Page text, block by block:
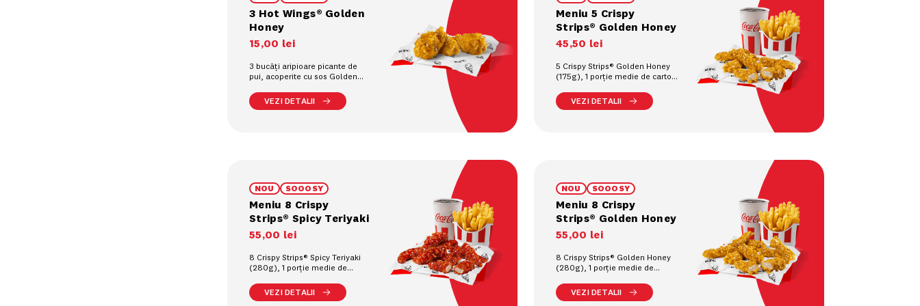
3 Hot Wings® Golden
Honey
15,00 lei
3 bucăți aripioare picante de
pui, acoperite cu sos Golden
VEZI DETALII
Meniu 5 Crispy
Strips® Golden Honey
45,50 lei
5 Crispy Strips® Golden Honey
(175g), 1 porție medie de cartofi
pahar (0.4L)
VEZI DETALII
NOU SOOOSY
Meniu 8 Crispy
Strips® Spicy Teriyaki
55,00 lei
8 Crispy Strips® Spicy Teriyaki
(280g), 1 porție medie de
răcoritoare la pahar (0.4L)
VEZI DETALII
NOU SOOOSY
Meniu 8 Crispy
Strips® Golden Honey
55,00 lei
8 Crispy Strips® Golden Honey
(280g), 1 porție medie de
răcoritoare la pahar (0.4L)
VEZI DETALII